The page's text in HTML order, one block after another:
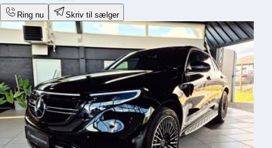
Ring nu Skriv til sælger